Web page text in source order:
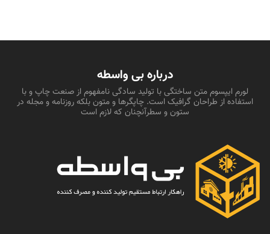
درباره بی واسطه
لورم ایپسوم متن ساختگی با تولید سادگی نامفهوم از صنعت چاپ و با
استفاده از طراحان گرافیک است. چاپگرها و متون بلکه روزنامه و مجله در
ستون و سطرآنچنان که لازم است